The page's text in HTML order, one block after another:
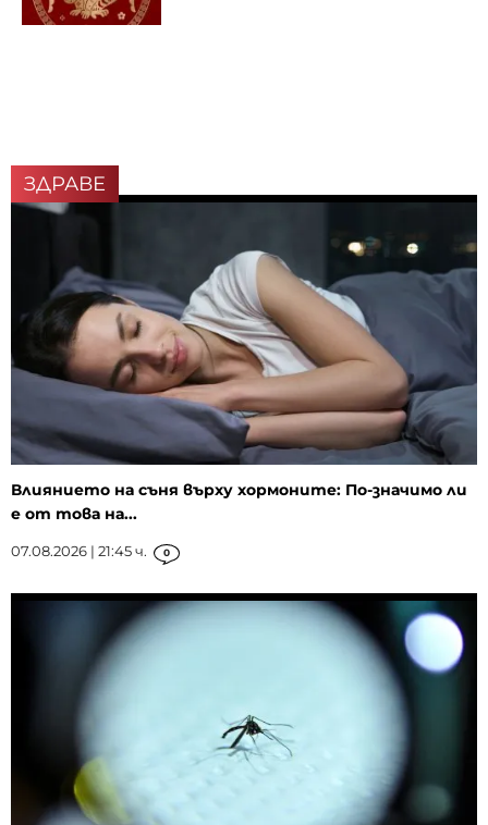
ЗДРАВЕ
Влиянието на съня върху хормоните: По-значимо ли
е от това на...
07.08.2026 | 21:45 ч. 0